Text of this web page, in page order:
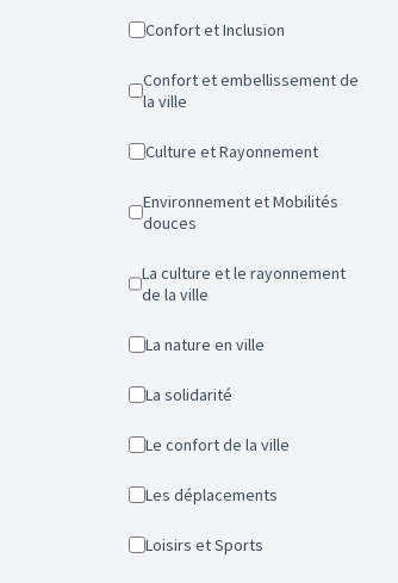
Confort et Inclusion
Confort et embellissement de
la ville
Culture et Rayonnement
Environnement et Mobilités
douces
La culture et le rayonnement
de la ville
La nature en ville
La solidarité
Le confort de la ville
Les déplacements
Loisirs et Sports